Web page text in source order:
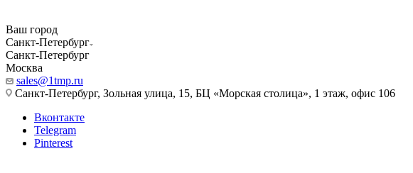
Ваш город
Санкт-Петербург
Санкт-Петербург
Москва
sales@1tmp.ru
Санкт-Петербург, Зольная улица, 15, БЦ «Морская столица», 1 этаж, офис 106
Вконтакте
Telegram
Pinterest